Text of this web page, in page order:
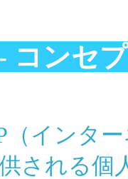
コンセ
ンター
される個